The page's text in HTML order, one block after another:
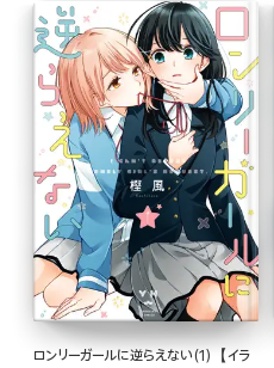
ロンリーガールに逆らえない(1)【イラ